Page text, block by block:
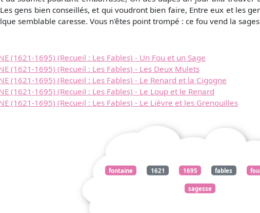
gens bien conseillés, et qui voudront bien faire, Entre eux et les
semblable caresse. Vous n'êtes point trompé : ce fou vend la
(1621-1695) (Recueil : Les Fables) - Un Fou et un Sage
(1621-1695) (Recueil : Les Fables) - Les Deux Mulets
(1621-1695) (Recueil : Les Fables) - Le Renard et la Cigogne
(1621-1695) (Recueil : Les Fables) - Le Loup et le Renard
(1621-1695) (Recueil : Les Fables) - Le Lièvre et les Grenouilles
fontaine 1621 1695 fables fou
sagesse